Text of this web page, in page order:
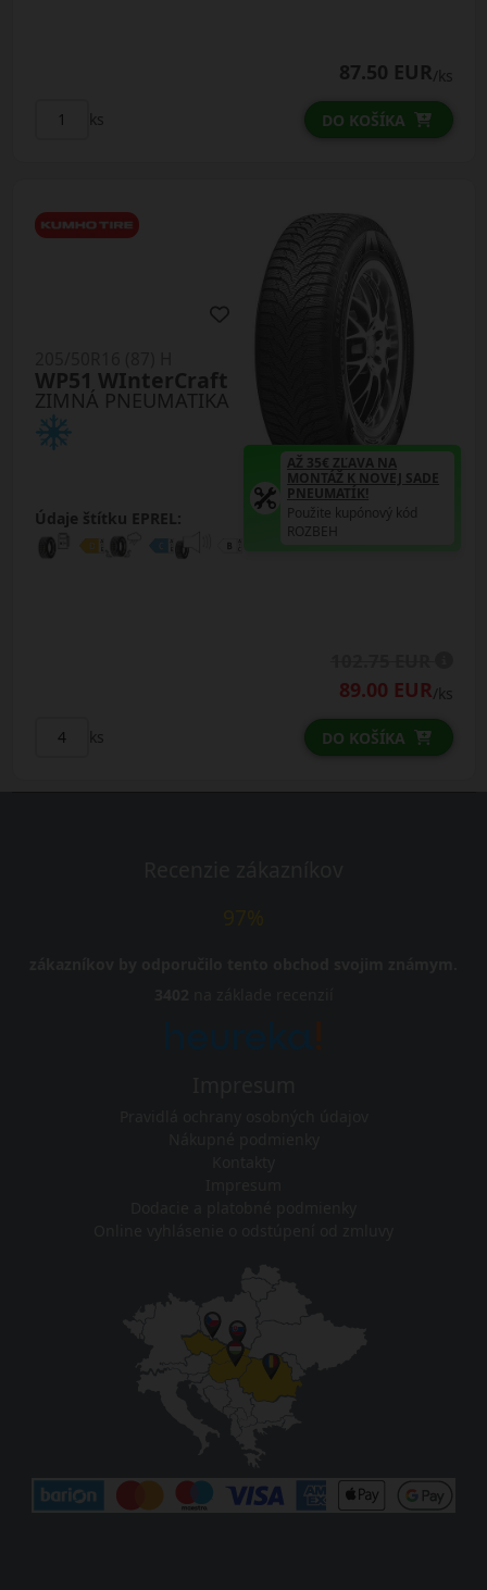
87.50 EUR/ks
ks DO KOŠÍKA
ZIMNÁ PNEUMATIKA
WP51 WInterCraft
Údaje štítku EPREL:
AŽ 35€ ZĽAVA NA
MONTÁŽ K NOVEJ SADE
PNEUMATÍK!
Použite kupónový kód
ROZBEH
89.00 EUR/ks
ks DO KOŠÍKA